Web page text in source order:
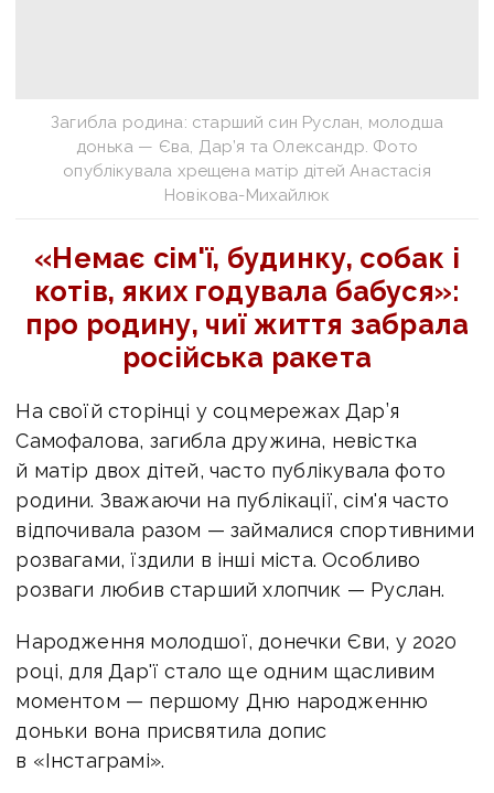
Загибла родина: старший син Руслан, молодша
донька — Єва, Дар’я та Олександр. Фото
опублікувала хрещена матір дітей Анастасія
Новікова-Михайлюк
«Немає сім'ї, будинку, собак і
котів, яких годувала бабуся»:
про родину, чиї життя забрала
російська ракета
На своїй сторінці у соцмережах Дар’я
Самофалова, загибла дружина, невістка
й матір двох дітей, часто публікувала фото
родини. Зважаючи на публікації, сім'я часто
відпочивала разом — займалися спортивними
розвагами, їздили в інші міста. Особливо
розваги любив старший хлопчик — Руслан.
Народження молодшої, донечки Єви, у 2020
році, для Дар'ї стало ще одним щасливим
моментом — першому Дню народженню
доньки вона присвятила допис
в «Інстаграмі».